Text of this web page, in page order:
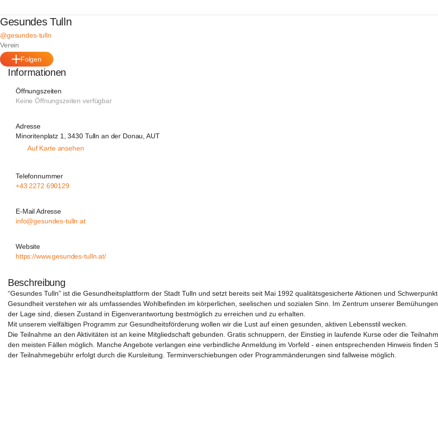
Gesundes Tulln
@gesundes-tulln
Verein
Folgen
Informationen
Öffnungszeiten
Keine Öffnungszeiten verfügbar
Adresse
Minoritenplatz 1, 3430 Tulln an der Donau, AUT
Auf Karte ansehen
Telefonnummer
+43 2272 690129
E-Mail Adresse
info@gesundes-tulln.at
Website
https://www.gesundes-tulln.at/
Beschreibung
“Gesundes Tulln” ist die Gesundheitsplattform der Stadt Tulln und setzt bereits seit Mai 1992 qualitätsgesicherte Aktionen und
Gesundheit verstehen wir als umfassendes Wohlbefinden im körperlichen, seelischen und sozialen Sinn. Im Zentrum unserer
der Lage sind, diesen Zustand in Eigenverantwortung bestmöglich zu erreichen und zu erhalten.
Mit unserem vielfältigen Programm zur Gesundheitsförderung wollen wir die Lust auf einen gesunden, aktiven Lebensstil wecken.
Die Teilnahme an den Aktivitäten ist an keine Mitgliedschaft gebunden. Gratis schnuppern, der Einstieg in laufende Kurse oder die
den meisten Fällen möglich. Manche Angebote verlangen eine verbindliche Anmeldung im Vorfeld - einen entsprechenden Hinweis finden
der Teilnahmegebühr erfolgt durch die Kursleitung. Terminverschiebungen oder Programmänderungen sind fallweise möglich.